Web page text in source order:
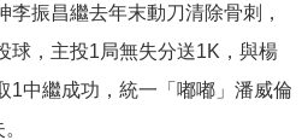
振昌繼去年末動刀清除骨刺，
球，主投1局無失分送1K ，與楊
1中繼成功，統一「嘟嘟」潘威倫